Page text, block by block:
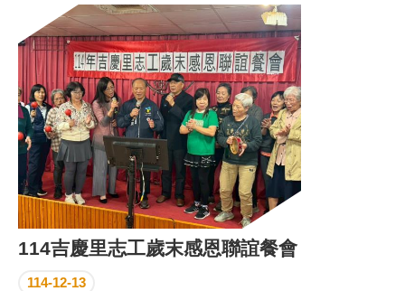
里
臺
北
市
鄰
長
名
冊
114吉慶里志工歲末感恩聯誼餐會
114-12-13